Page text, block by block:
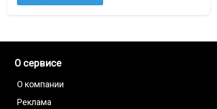
О сервисе
О компании
Реклама